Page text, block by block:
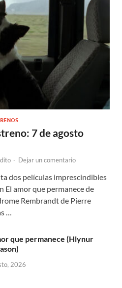
7 de agosto
- Dejar un comentario
dos películas imprescindibles
El amor que permanece de
Rembrandt de Pierre
…
que permanece (Hlynur
2026